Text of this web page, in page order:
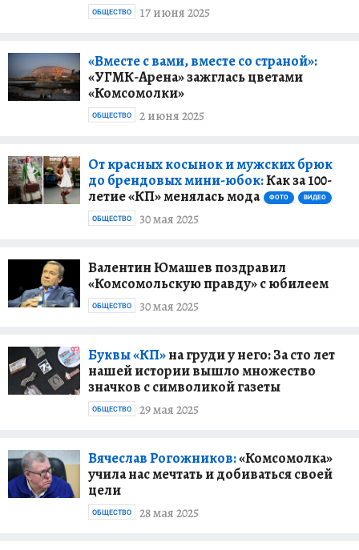
17 июня 2025
ОБЩЕСТВО
«Вместе с вами, вместе со страной»:
«УГМК-Арена» зажглась цветами
«Комсомолки»
2 июня 2025
ОБЩЕСТВО
От красных косынок и мужских брюк
до брендовых мини-юбок:Как за 100-
летие «КП» менялась мода
ФОТО ВИДЕО
30 мая 2025
ОБЩЕСТВО
Валентин Юмашев поздравил
«Комсомольскую правду» с юбилеем
30 мая 2025
ОБЩЕСТВО
Буквы «КП»на груди у него: За сто лет
нашей истории вышло множество
значков с символикой газеты
29 мая 2025
ОБЩЕСТВО
Вячеслав Рогожников:«Комсомолка»
учила нас мечтать и добиваться своей
цели
28 мая 2025
ОБЩЕСТВО